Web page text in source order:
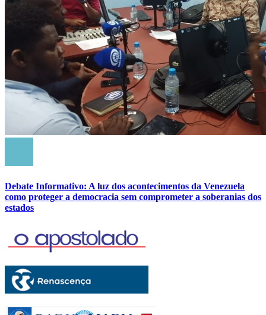
Debate Informativo: A luz dos acontecimentos da Venezuela
como proteger a democracia sem comprometer a soberanias dos
estados